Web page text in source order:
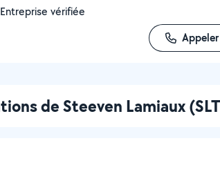
Entreprise vérifiée
Appeler
de Steeven Lamiaux